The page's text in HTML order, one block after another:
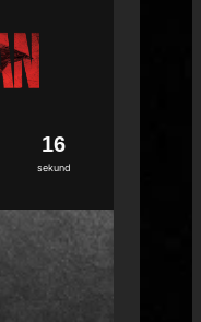
sekund
15